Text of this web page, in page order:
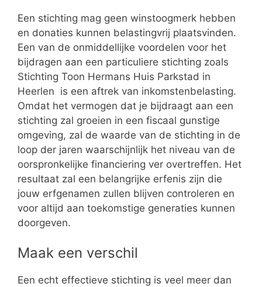
Een stichting mag geen winstoogmerk hebben
en donaties kunnen belastingvrij plaatsvinden.
Een van de onmiddellijke voordelen voor het
bijdragen aan een particuliere stichting zoals
Stichting Toon Hermans Huis Parkstad in
Heerlen is een aftrek van inkomstenbelasting.
Omdat het vermogen dat je bijdraagt aan een
stichting zal groeien in een fiscaal gunstige
omgeving, zal de waarde van de stichting in de
loop der jaren waarschijnlijk het niveau van de
oorspronkelijke financiering ver overtreffen. Het
resultaat zal een belangrijke erfenis zijn die
jouw erfgenamen zullen blijven controleren en
voor altijd aan toekomstige generaties kunnen
doorgeven.
Maak een verschil
Een echt effectieve stichting is veel meer dan